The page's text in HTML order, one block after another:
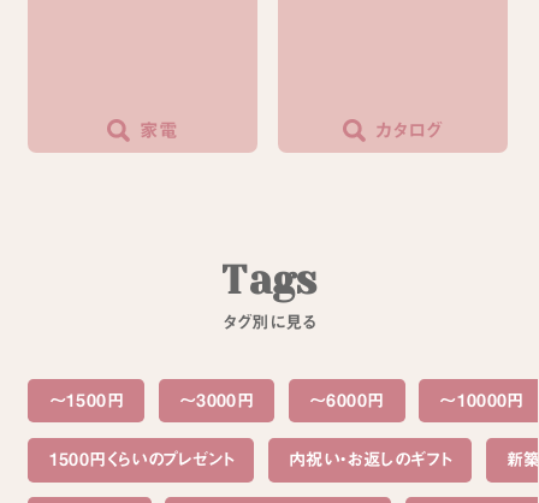
家電 カタログ
Tags
タグ別 に見る
～1500円 〜3000円 〜6000円 〜10000円
1500円くらいのプレゼント 内祝い・お返しのギフト 新